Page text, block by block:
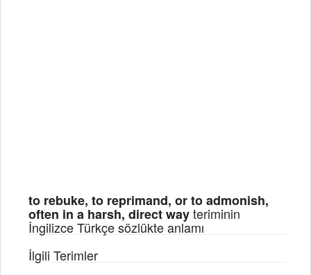
to rebuke, to reprimand, or to admonish,
often in a harsh, direct wayteriminin
İngilizce Türkçe sözlükte anlamı
İlgili Terimler